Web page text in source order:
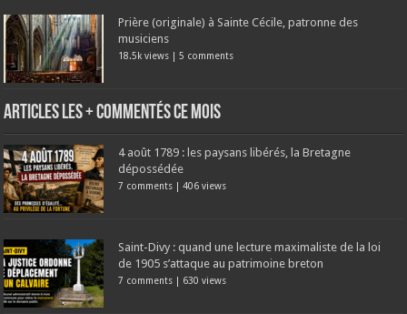
Prière (originale) à Sainte Cécile, patronne des
musiciens
18.5k views |5 comments
Articles les + commentés ce mois
4 août 1789 : les paysans libérés, la Bretagne
dépossédée
7 comments |406 views
Saint-Divy : quand une lecture maximaliste de la loi
de 1905 s’attaque au patrimoine breton
7 comments 630 views